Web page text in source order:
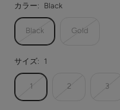
カラー: Black
Black Gold
サイズ: 1
1 2 3